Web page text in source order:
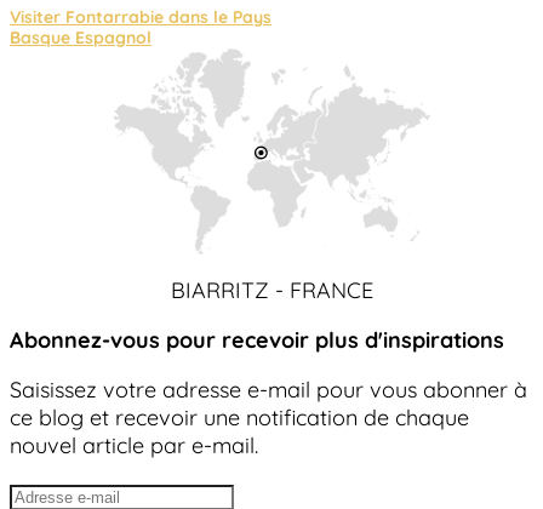
Visiter Fontarrabie dans le Pays
Basque Espagnol
BIARRITZ - FRANCE
Abonnez-vous pour recevoir plus d'inspirations
Saisissez votre adresse e-mail pour vous abonner à
ce blog et recevoir une notification de chaque
nouvel article par e-mail.
Adresse